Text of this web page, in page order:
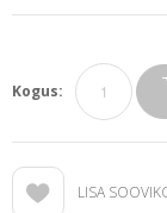
Kogus:
LISA